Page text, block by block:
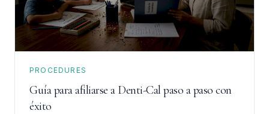
PROCEDURES
Guía para afiliarse a Denti-Cal paso a paso con
éxito